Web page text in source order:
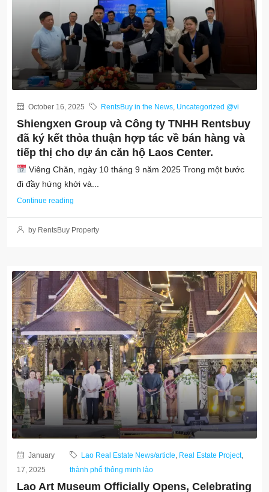
October 16, 2025 RentsBuy in the News, Uncategorized @vi
Shiengxen Group và Công ty TNHH Rentsbuy
đã ký kết thỏa thuận hợp tác về bán hàng và
tiếp thị cho dự án căn hộ Laos Center.
Viêng Chăn, ngày 10 tháng 9 năm 2025 Trong một bước
đi đầy hứng khởi và...
Continue reading
by RentsBuy Property
January
17, 2025
Lao Real Estate News/article Real Estate Project,
thành phố thông minh lào
Lao Art Museum Officially Opens, Celebrating